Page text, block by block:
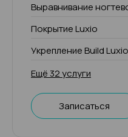
Выравнивание
Покрытие Luxio
Укрепление Build Luxio
Ещё 32 услуги
Записаться